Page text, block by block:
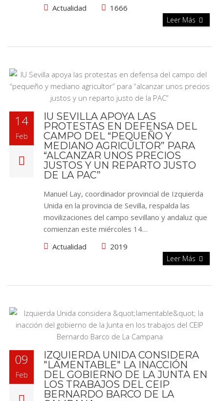
Actualidad
1666
Leer Más
14
Feb
IU SEVILLA APOYA LAS
PROTESTAS EN DEFENSA DEL
CAMPO DEL “PEQUEÑO Y
MEDIANO AGRICULTOR” PARA
“ALCANZAR UNOS PRECIOS
JUSTOS Y UN REPARTO JUSTO
DE LA PAC”
Manuel Lay, coordinador provincial de Izquierda
Unida en la provincia de Sevilla, respalda las
movilizaciones del campo sevillano y andaluz que
comienzan este miércoles 14…
Actualidad
2019
Leer Más
09
Feb
IZQUIERDA UNIDA CONSIDERA
"LAMENTABLE" LA INACCIÓN
DEL GOBIERNO DE LA JUNTA EN
LOS TRABAJOS DEL CEIP
BERNARDO BARCO DE LA